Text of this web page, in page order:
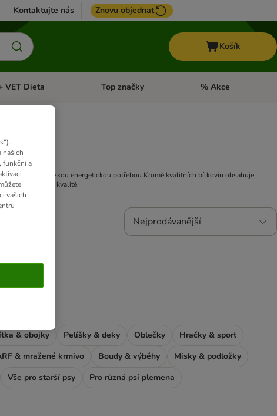
Kontaktujte nás Znovu objednat
Košík
menu: Koně
VET Dieta Otevřít menu: + VET Dieta
Top značky Otevřít menu: Top
% Akce
pro psy s nízkou energetickou potřebou.Kromě kvalitních bílkovin obsahuje
potravinářské kvalitě.
Nejprodávanější
& obojky Pelíšky & deky Oblečky
Hračky & sport
& mražené krmivo Boudy & výběhy
Misky & podložky
Vše pro starší psy
Pro různá psí plemena
našich
funkční a
vašich